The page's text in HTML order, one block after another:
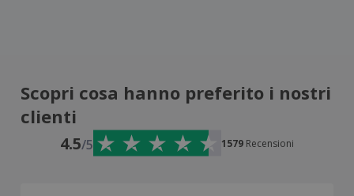
Scopri cosa hanno preferito i nostri
clienti
4.5/5 1579 Recensioni